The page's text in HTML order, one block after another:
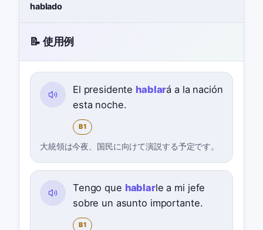
hablado
📝 使用例
El presidente hablará a la nación
esta noche.
B1
大統領は今夜、国民に向けて演説する予定です。
Tengo que hablarle a mi jefe
sobre un asunto importante.
B1